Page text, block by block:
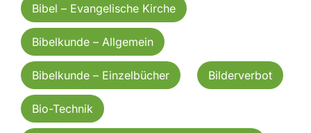
Bibel – Evangelische Kirche
Bibelkunde – Allgemein
Bibelkunde – Einzelbücher Bilderverbot
Bio-Technik